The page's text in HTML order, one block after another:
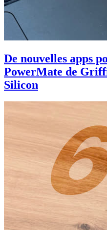
De nouvelles apps
PowerMate de
Silicon